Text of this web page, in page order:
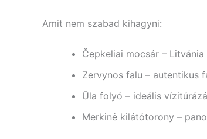
Amit nem szabad kihagyni:
Čepkeliai mocsár –
Zervynos falu – autentikus
Ūla folyó – ideális
Merkinė kilátótorony –